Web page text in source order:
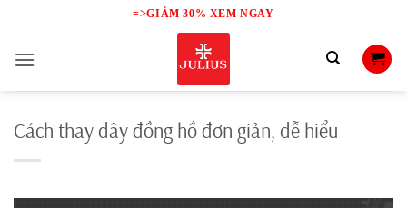
content
=>GIẢM 30% XEM NGAY
Cách thay dây đồng hồ đơn giản, dễ hiểu